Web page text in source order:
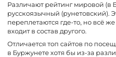
Различают рейтинг мировой (в
русскоязычный (рунетовский).
переплетаются где-то, но всё
входит в состав другого.
Отличается топ сайтов по
в Буржунете хотя бы из-за